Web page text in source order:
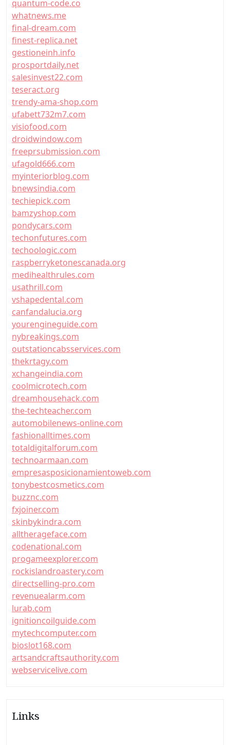
quantum-code.co
whatnews.me
final-dream.com
finest-replica.net
gestioneinh.info
prosportdaily.net
salesinvest22.com
teseract.org
trendy-ama-shop.com
ufabett732m7.com
visiofood.com
droidwindow.com
freeprsubmission.com
ufagold666.com
myinteriorblog.com
bnewsindia.com
techiepick.com
bamzyshop.com
pondycars.com
techonfutures.com
techoologic.com
raspberryketonescanada.org
medihealthrules.com
usathrill.com
vshapedental.com
canfandalucia.org
yourengineguide.com
nybreakings.com
outstationcabsservices.com
thekrtagy.com
xchangeindia.com
coolmicrotech.com
dreamhousehack.com
the-techteacher.com
automobilenews-online.com
fashionalltimes.com
totaldigitalforum.com
technoarmaan.com
empresasposicionamientoweb.com
tonybestcosmetics.com
buzznc.com
fxjoiner.com
skinbykindra.com
alltherageface.com
codenational.com
progameexplorer.com
rockislandroastery.com
directselling-pro.com
revenuealarm.com
lurab.com
ignitioncoilguide.com
mytechcomputer.com
bioslot168.com
artsandcraftsauthority.com
webservicelive.com
Links